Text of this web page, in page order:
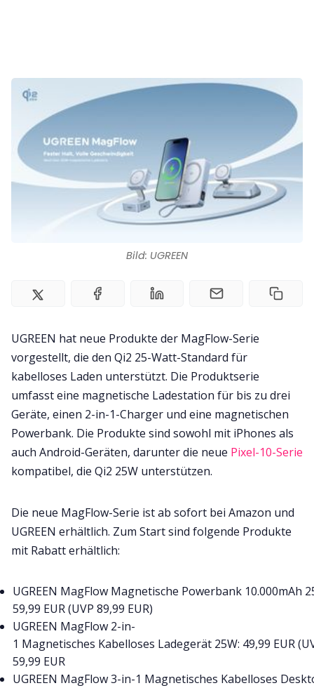
Team
Kontakt
Impressum
Bild: UGREEN
UGREEN hat neue Produkte der MagFlow-Serie
vorgestellt, die den Qi2 25-Watt-Standard für
kabelloses Laden unterstützt. Die Produktserie
umfasst eine magnetische Ladestation für bis zu drei
Geräte, einen 2-in-1-Charger und eine magnetischen
Powerbank. Die Produkte sind sowohl mit iPhones als
auch Android-Geräten, darunter die neue Pixel-10-Serie
kompatibel, die Qi2 25W unterstützen.
Die neue MagFlow-Serie ist ab sofort bei Amazon und
UGREEN erhältlich. Zum Start sind folgende Produkte
mit Rabatt erhältlich:
UGREEN MagFlow Magnetische Powerbank 10.000mAh
59,99 EUR (UVP 89,99 EUR)
UGREEN MagFlow 2-in-
1 Magnetisches Kabelloses Ladegerät 25W: 49,99 EUR
59,99 EUR
UGREEN MagFlow 3-in-1 Magnetisches Kabelloses